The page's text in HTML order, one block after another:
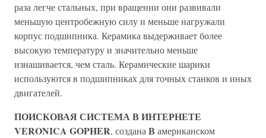
раза легче стальных, при вращении они развивали
меньшую центробежную силу и меньше нагружали
корпус подшипника. Керамика выдерживает более
высокую температуру и значительно меньше
изнашивается, чем сталь. Керамические шарики
используются в подшипниках для точных станков и иных
двигателей.
ПОИСКОВАЯ СИСТЕМА В ИНТЕРНЕТЕ
VERONICA GOPHER, создана Вамериканском